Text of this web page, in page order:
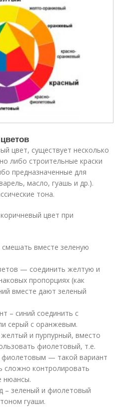
цвет, существует несколько
либо строительные краски
предназначенные для
масло, гуашь и др.).
тона.
цвет при
вместе зеленую
— соединить желтую и
пропорциях (как
вместе дают зеленый
– синий соединить с
серый с оранжевым.
и пурпурный, вместо
фиолетовый, т.е.
— такой вариант
сложно контролировать
нюансы.
– зеленый и фиолетовый
гуаши.